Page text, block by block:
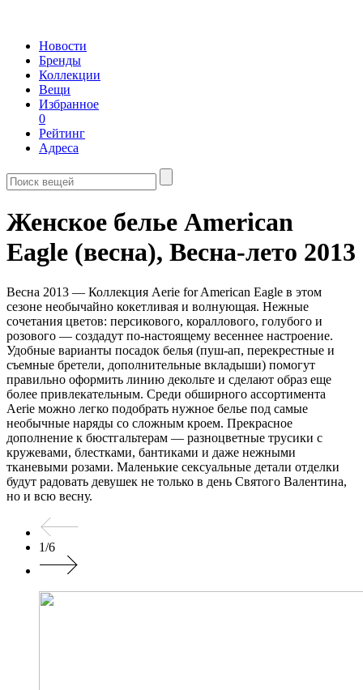
Новости
Бренды
Коллекции
Вещи
Избранное
0
Рейтинг
Адреса
Женское белье American
Eagle (весна), Весна-лето 2013
Весна 2013 — Коллекция Aerie for American Eagle в этом
сезоне необычайно кокетливая и волнующая. Нежные
сочетания цветов: персикового, кораллового, голубого и
розового — создадут по-настоящему весеннее настроение.
Удобные варианты посадок белья (пуш-ап, перекрестные и
съемные бретели, дополнительные вкладыши) помогут
правильно оформить линию декольте и сделают образ еще
более привлекательным. Среди обширного ассортимента
Aerie можно легко подобрать нужное белье под самые
необычные наряды со сложным кроем. Прекрасное
дополнение к бюстгальтерам — разноцветные трусики с
кружевами, блестками, бантиками и даже нежными
тканевыми розами. Маленькие сексуальные детали отделки
будут радовать девушек не только в день Святого Валентина,
но и всю весну.
1/6